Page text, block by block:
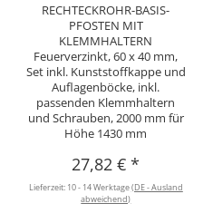
RECHTECKROHR-BASIS-
PFOSTEN MIT
KLEMMHALTERN
Feuerverzinkt, 60 x 40 mm,
Set inkl. Kunststoffkappe und
Auflagenböcke, inkl.
passenden Klemmhaltern
und Schrauben, 2000 mm für
Höhe 1430 mm
27,82 €*
Lieferzeit: 10 - 14 Werktage(DE - Ausland
abweichend)